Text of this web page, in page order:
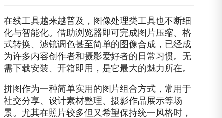
在线工具越来越普及，图像处理类工具也不断细
化与智能化。借助浏览器即可完成图片压缩、格
式转换、滤镜调色甚至简单的图像合成，已经成
为许多内容创作者和摄影爱好者的日常习惯。无
需下载安装、开箱即用，是它最大的魅力所在。
拼图作为一种简单实用的图片组合方式，常用于
社交分享、设计素材整理、摄影作品展示等场
景。尤其在照片较多但又希望保持统一风格时，